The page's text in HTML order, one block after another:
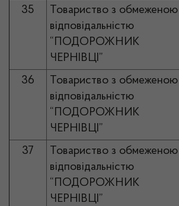
35
Товариство з обмеженою
відповідальністю
“ПОДОРОЖНИК
ЧЕРНІВЦІ”
36
Товариство з обмеженою
відповідальністю
“ПОДОРОЖНИК
ЧЕРНІВЦІ”
37
Товариство з обмеженою
відповідальністю
“ПОДОРОЖНИК
ЧЕРНІВЦІ”